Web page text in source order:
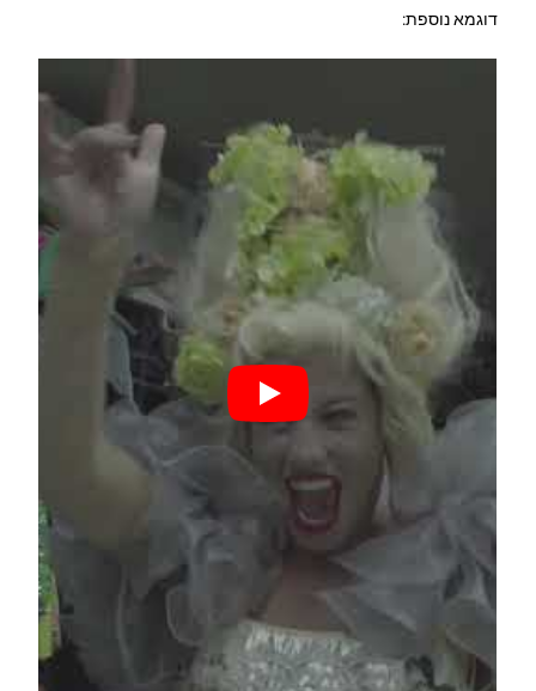
דוגמא נוספת: